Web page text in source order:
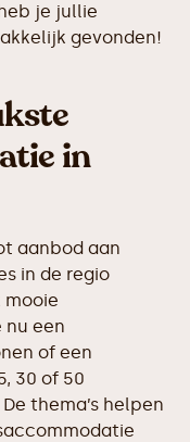
je jullie
gevonden!
in
aanbod aan
in de regio
mooie
nu een
of een
30 of 50
thema’s helpen